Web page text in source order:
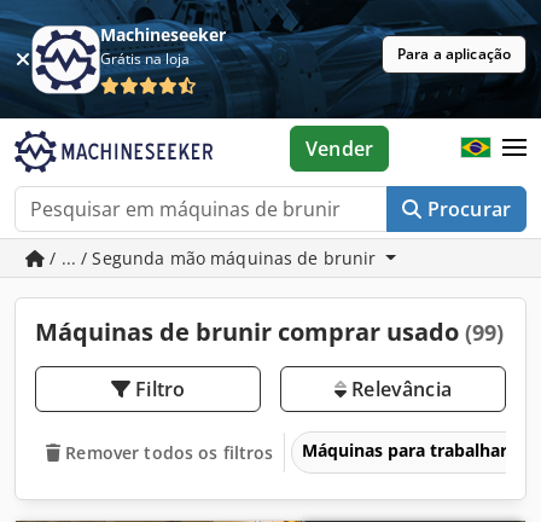
Machineseeker
Grátis na loja Para a aplicação
Procurar
Vender
/ ... / Segunda mão máquinas de brunir
Máquinas de brunir comprar usado (99)
Filtro Relevância
Remover todos os filtros Máquinas para trabalhar